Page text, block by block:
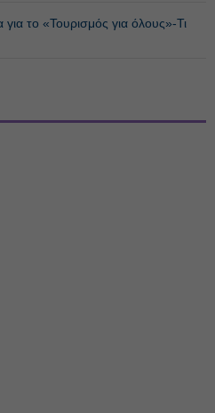
το «Τουρισμός για όλους»-Τι